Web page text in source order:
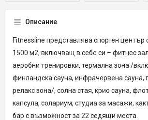
Описание
Fitnessline представлява спортен
1500 м2, включващ в себе си – фитнес
аеробни тренировки, термална зона /
финландска сауна, инфрачервена сауна,
релакс зона/, солна стая, крио сауна,
капсула, солариум, студиа за масажи,
бар с възможност за 22 седящи места.